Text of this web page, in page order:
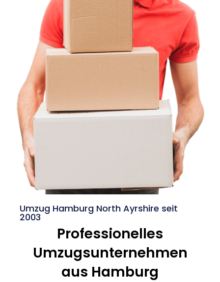
Umzug Hamburg North Ayrshire seit
2003
Professionelles
Umzugsunternehmen
aus Hamburg